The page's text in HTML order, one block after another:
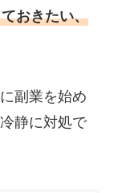
おきたい、
副業を始め
静に対処で